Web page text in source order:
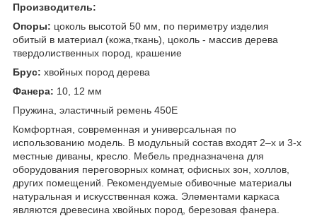
Производитель:
Опоры: цоколь высотой 50 мм, по периметру изделия
обитый в материал (кожа,ткань), цоколь - массив дерева
твердолиственных пород, крашение
Брус: хвойных пород дерева
Фанера: 10, 12 мм
Пружина, эластичный ремень 450Е
Комфортная, современная и универсальная по
использованию модель. В модульный состав входят 2–х и 3-х
местные диваны, кресло. Мебель предназначена для
оборудования переговорных комнат, офисных зон, холлов,
других помещений. Рекомендуемые обивочные материалы
натуральная и искусственная кожа. Элементами каркаса
являются древесина хвойных пород, березовая фанера.